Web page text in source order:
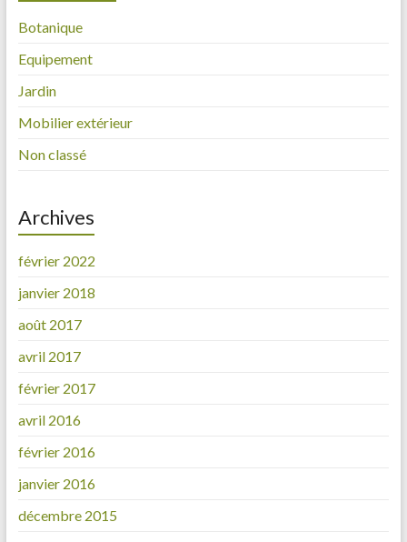
Botanique
Equipement
Jardin
Mobilier extérieur
Non classé
Archives
février 2022
janvier 2018
août 2017
avril 2017
février 2017
avril 2016
février 2016
janvier 2016
décembre 2015